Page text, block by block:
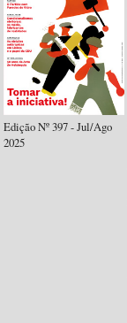
Edição Nº 397 - Jul/Ago
2025